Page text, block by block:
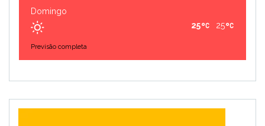
Domingo
25
25
Previsão completa